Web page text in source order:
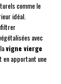
comme le
idéal.
avec
vigne vierge
apportant une